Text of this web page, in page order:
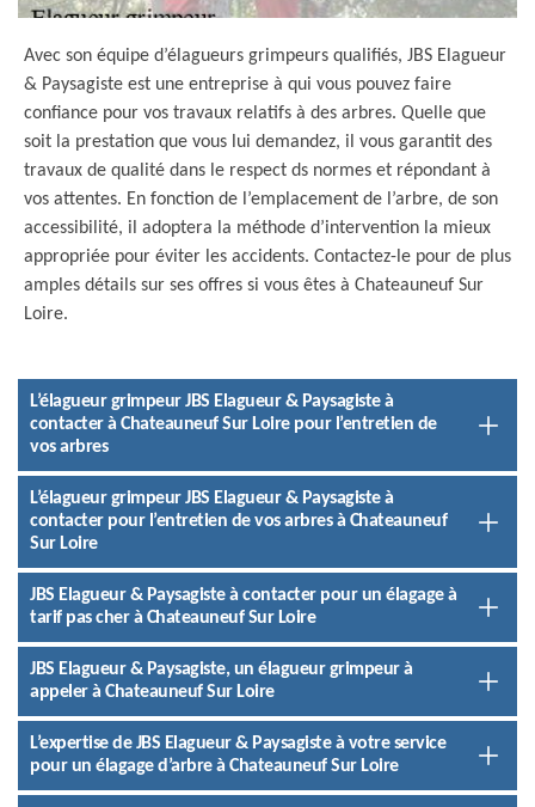
Avec son équipe d’élagueurs grimpeurs qualifiés, JBS Elagueur
& Paysagiste est une entreprise à qui vous pouvez faire
confiance pour vos travaux relatifs à des arbres. Quelle que
soit la prestation que vous lui demandez, il vous garantit des
travaux de qualité dans le respect ds normes et répondant à
vos attentes. En fonction de l’emplacement de l’arbre, de son
accessibilité, il adoptera la méthode d’intervention la mieux
appropriée pour éviter les accidents. Contactez-le pour de plus
amples détails sur ses offres si vous êtes à Chateauneuf Sur
Loire.
L’élagueur grimpeur JBS Elagueur & Paysagiste à
contacter à Chateauneuf Sur Loire pour l’entretien de
vos arbres
L’élagueur grimpeur JBS Elagueur & Paysagiste à
contacter pour l’entretien de vos arbres à Chateauneuf
Sur Loire
JBS Elagueur & Paysagiste à contacter pour un élagage à
tarif pas cher à Chateauneuf Sur Loire
JBS Elagueur & Paysagiste, un élagueur grimpeur à
appeler à Chateauneuf Sur Loire
L’expertise de JBS Elagueur & Paysagiste à votre service
pour un élagage d’arbre à Chateauneuf Sur Loire